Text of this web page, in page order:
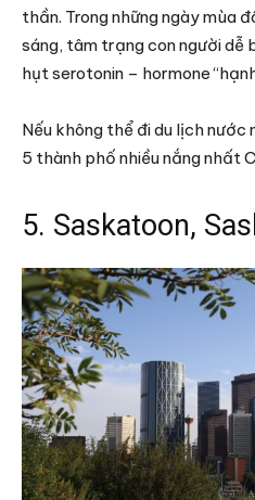
thần. Trong những ngày mùa
sáng, tâm trạng con người dễ
hụt serotonin – hormone
Nếu không thể đi du lịch
5 thành phố nhiều nắng nhất
5. Saskatoon,